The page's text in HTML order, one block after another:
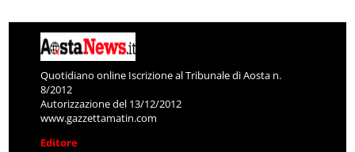
Quotidiano online Iscrizione al Tribunale di Aosta n.
8/2012
Autorizzazione del 13/12/2012
www.gazzettamatin.com
Editore